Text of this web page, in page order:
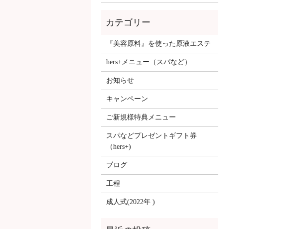
『美容原料』を使った原液エステ
hers+メニュー（スパなど）
お知らせ
キャンペーン
ご新規様特典メニュー
スパなどプレゼントギフト券
（hers+)
ブログ
工程
成人式(2022年 )